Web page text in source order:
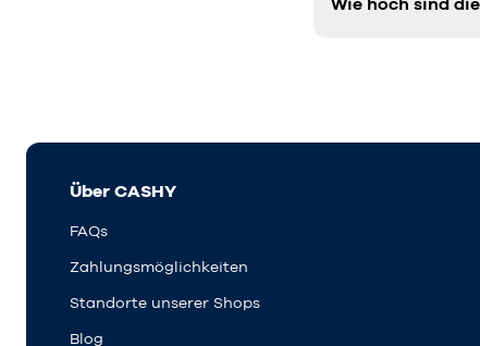
Über CASHY
FAQs
Zahlungsmöglichkeiten
Standorte unserer Shops
Blog